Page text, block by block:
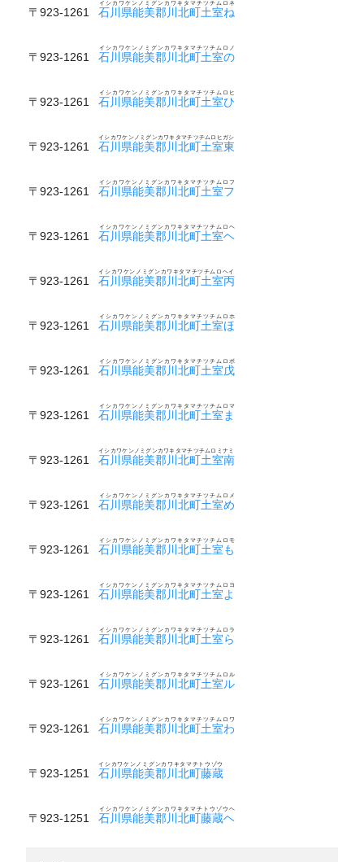
〒923-1261 石川県能美郡川北町土室ね
イシカワケンノミグンカワキタマチツチムロネ
〒923-1261 石川県能美郡川北町土室の
イシカワケンノミグンカワキタマチツチムロノ
〒923-1261 石川県能美郡川北町土室ひ
イシカワケンノミグンカワキタマチツチムロヒ
〒923-1261 石川県能美郡川北町土室東
イシカワケンノミグンカワキタマチツチムロヒガシ
〒923-1261 石川県能美郡川北町土室フ
イシカワケンノミグンカワキタマチツチムロフ
〒923-1261 石川県能美郡川北町土室ヘ
イシカワケンノミグンカワキタマチツチムロヘ
〒923-1261 石川県能美郡川北町土室丙
イシカワケンノミグンカワキタマチツチムロヘイ
〒923-1261 石川県能美郡川北町土室ほ
イシカワケンノミグンカワキタマチツチムロホ
〒923-1261 石川県能美郡川北町土室戊
イシカワケンノミグンカワキタマチツチムロボ
〒923-1261 石川県能美郡川北町土室ま
イシカワケンノミグンカワキタマチツチムロマ
〒923-1261 石川県能美郡川北町土室南
イシカワケンノミグンカワキタマチツチムロミナミ
〒923-1261 石川県能美郡川北町土室め
イシカワケンノミグンカワキタマチツチムロメ
〒923-1261 石川県能美郡川北町土室も
イシカワケンノミグンカワキタマチツチムロモ
〒923-1261 石川県能美郡川北町土室よ
イシカワケンノミグンカワキタマチツチムロヨ
〒923-1261 石川県能美郡川北町土室ら
イシカワケンノミグンカワキタマチツチムロラ
〒923-1261 石川県能美郡川北町土室ル
イシカワケンノミグンカワキタマチツチムロル
〒923-1261 石川県能美郡川北町土室わ
イシカワケンノミグンカワキタマチツチムロワ
〒923-1251 石川県能美郡川北町藤蔵
イシカワケンノミグンカワキタマチトウゾウ
〒923-1251 石川県能美郡川北町藤蔵ヘ
イシカワケンノミグンカワキタマチトウゾウヘ